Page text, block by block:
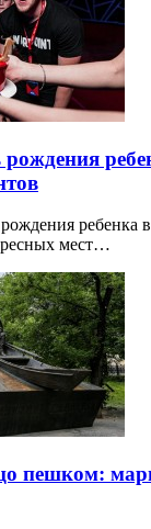
рождения
мест…
пешком: